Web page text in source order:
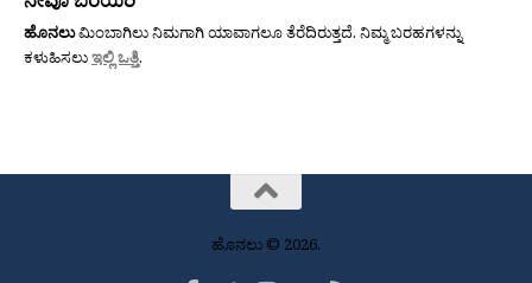
ಹೊನಲುಮಿಂಬಾಗಿಲು ನಿಮಗಾಗಿ ಯಾವಾಗಲೂ ತೆರೆದಿರುತ್ತದೆ. ನಿಮ್ಮ ಬರಹಗಳನ್ನು
ಕಳುಹಿಸಲುಇಲ್ಲಿ ಒತ್ತಿ.
ಹೊನಲು © 2026.